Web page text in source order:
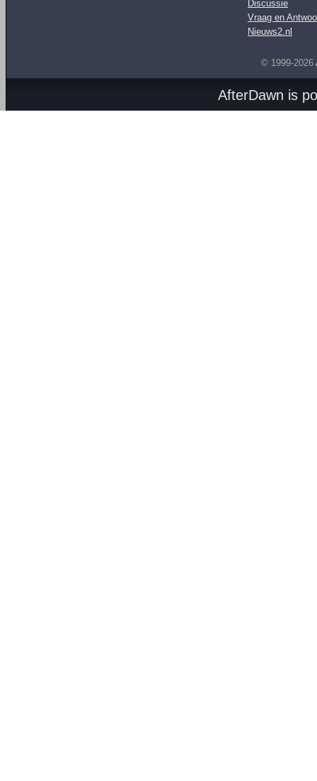
Discussie
Vraag en
Nieuws2.nl
© 1999-2026
AfterDawn is